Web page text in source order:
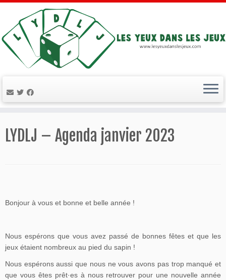
au
contenu
LYDLJ – Agenda janvier 2023
Bonjour à vous et bonne et belle année !
Nous espérons que vous avez passé de bonnes fêtes et que les
jeux étaient nombreux au pied du sapin !
Nous espérons aussi que nous ne vous avons pas trop manqué et
que vous êtes prêt·esà nous retrouver pour une nouvelle année